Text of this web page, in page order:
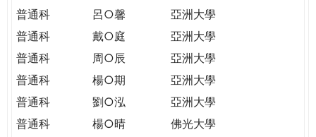
普通科
呂○馨
亞洲大學
普通科
戴○庭
亞洲大學
普通科
周○辰
亞洲大學
普通科
楊○期
亞洲大學
普通科
劉○泓
亞洲大學
普通科
楊○晴
佛光大學